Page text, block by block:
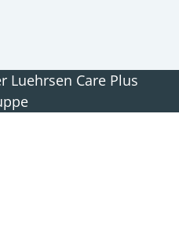
Luehrsen Care Plus